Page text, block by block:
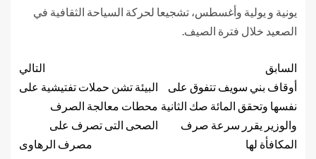
يونية و يولية وأغسطس، تشجيعا لحركة السياحة الثقافية في
الصعيد خلال فترة الصيف.
السابق
أوقاف بني سويف تتفوق على
نفسها وتحقق المائة صك الثانية
والوزير يقرر سرعة صرف
المكافأة لها
التالي
البيئة تشن حملات تفتيشية على
محطات معالجة الصرف
الصحى التى تصرف على
مصرف الرهاوى